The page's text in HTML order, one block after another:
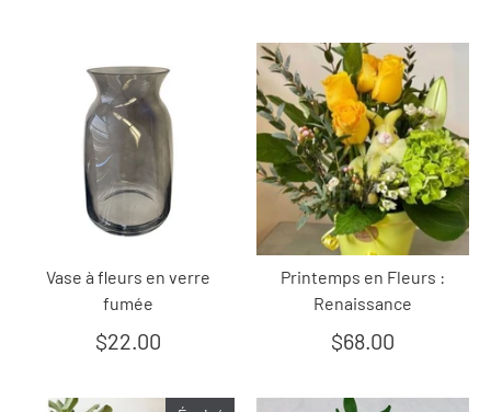
Vase à fleurs en verre
fumée
$22.00
Printemps en Fleurs :
Renaissance
$68.00